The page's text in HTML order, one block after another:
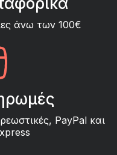
άνω των 100€
PayPal και